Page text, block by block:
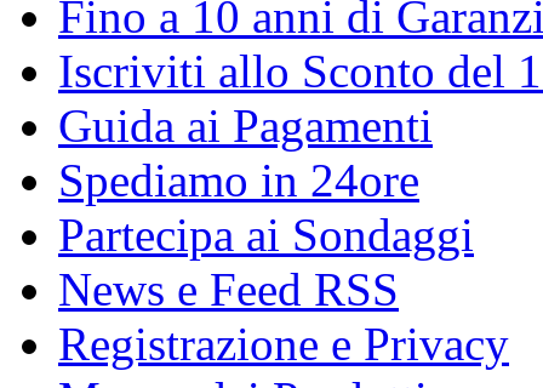
Fino a 10 anni di
Iscriviti allo Sconto del
Guida ai Pagamenti
Spediamo in 24ore
Partecipa ai Sondaggi
News e Feed RSS
Registrazione e Privacy